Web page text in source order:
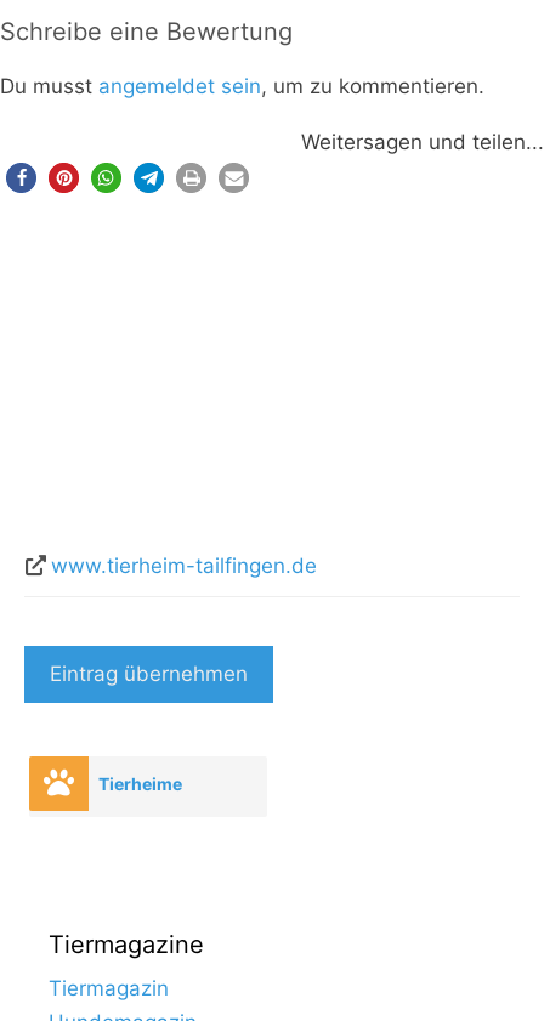
Schreibe eine Bewertung
Du musst angemeldet sein, um zu kommentieren.
Weitersagen und teilen...
www.tierheim-tailfingen.de
Eintrag übernehmen
Tierheime
Tiermagazine
Tiermagazin